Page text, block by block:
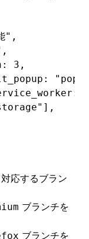
" ,
,
: 3 ,
:
:
] ,
応するブラン
ブランチを
ブランチを